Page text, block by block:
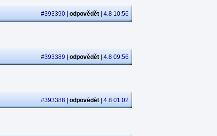
#393390 | odpovědět | 4.8 10:56
#393389 | odpovědět | 4.8 09:56
#393388 | odpovědět | 4.8 01:02